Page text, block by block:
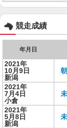
競走成績
年月日
2021年
10月9日
新潟
2021年
7月4日
小倉
2021年
5月8日
新潟